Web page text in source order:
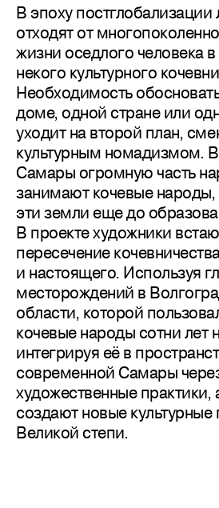
В эпоху
отходят от
жизни оседлого человека
некого культурного
Необходимость
доме, одной стране или
уходит на второй план,
культурным номадизмом.
Самары огромную часть
занимают кочевые
эти земли еще до
В проекте художники
пересечение
и настоящего. Используя
месторождений в
области, которой
кочевые народы сотни лет
интегрируя её в
современной Самары
художественные практики,
создают новые культурные
Великой степи.